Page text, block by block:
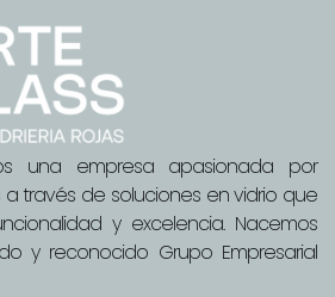
una empresa apasionada por
través de soluciones en vidrio que
y excelencia. Nacemos
y reconocido Grupo Empresarial